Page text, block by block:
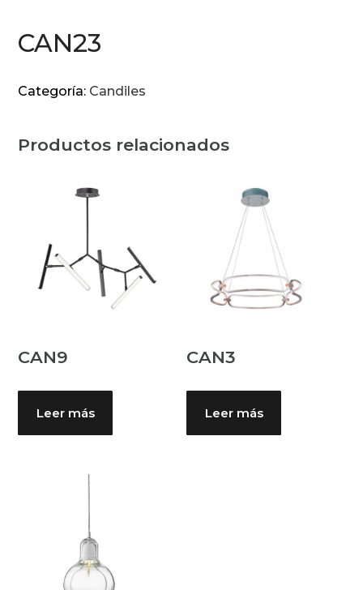
CAN23
Categoría: Candiles
Productos relacionados
CAN9
Leer más
CAN3
Leer más